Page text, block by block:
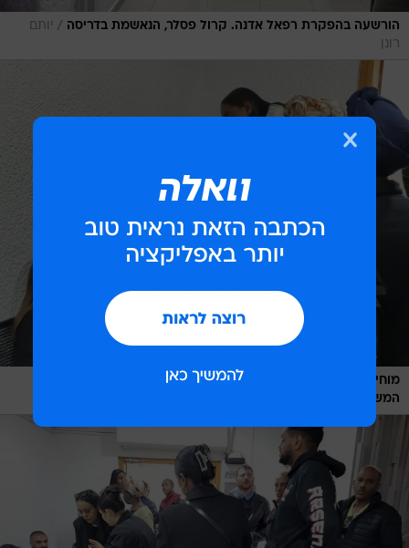
הורשעה בהפקרת רפאל אדנה. קרול פסלר, הנאשמת בדריסה / יותם
רונן
מוחים נגד כתב האישום שהוגש. משפחת אדנה בדיון בבית
המשפט